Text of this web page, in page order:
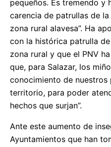
pequeños. Es tremendo y
carencia de patrullas de
zona rural alavesa”. Ha
con la histórica patrulla
zona rural y que el PNV
que, para Salazar, los
conocimiento de nuestros
territorio, para poder
hechos que surjan”.
Ante este aumento de
Ayuntamientos que han